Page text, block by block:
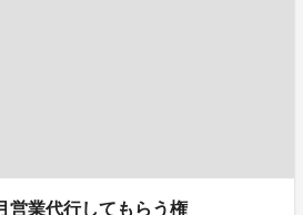
営業代行してもらう権